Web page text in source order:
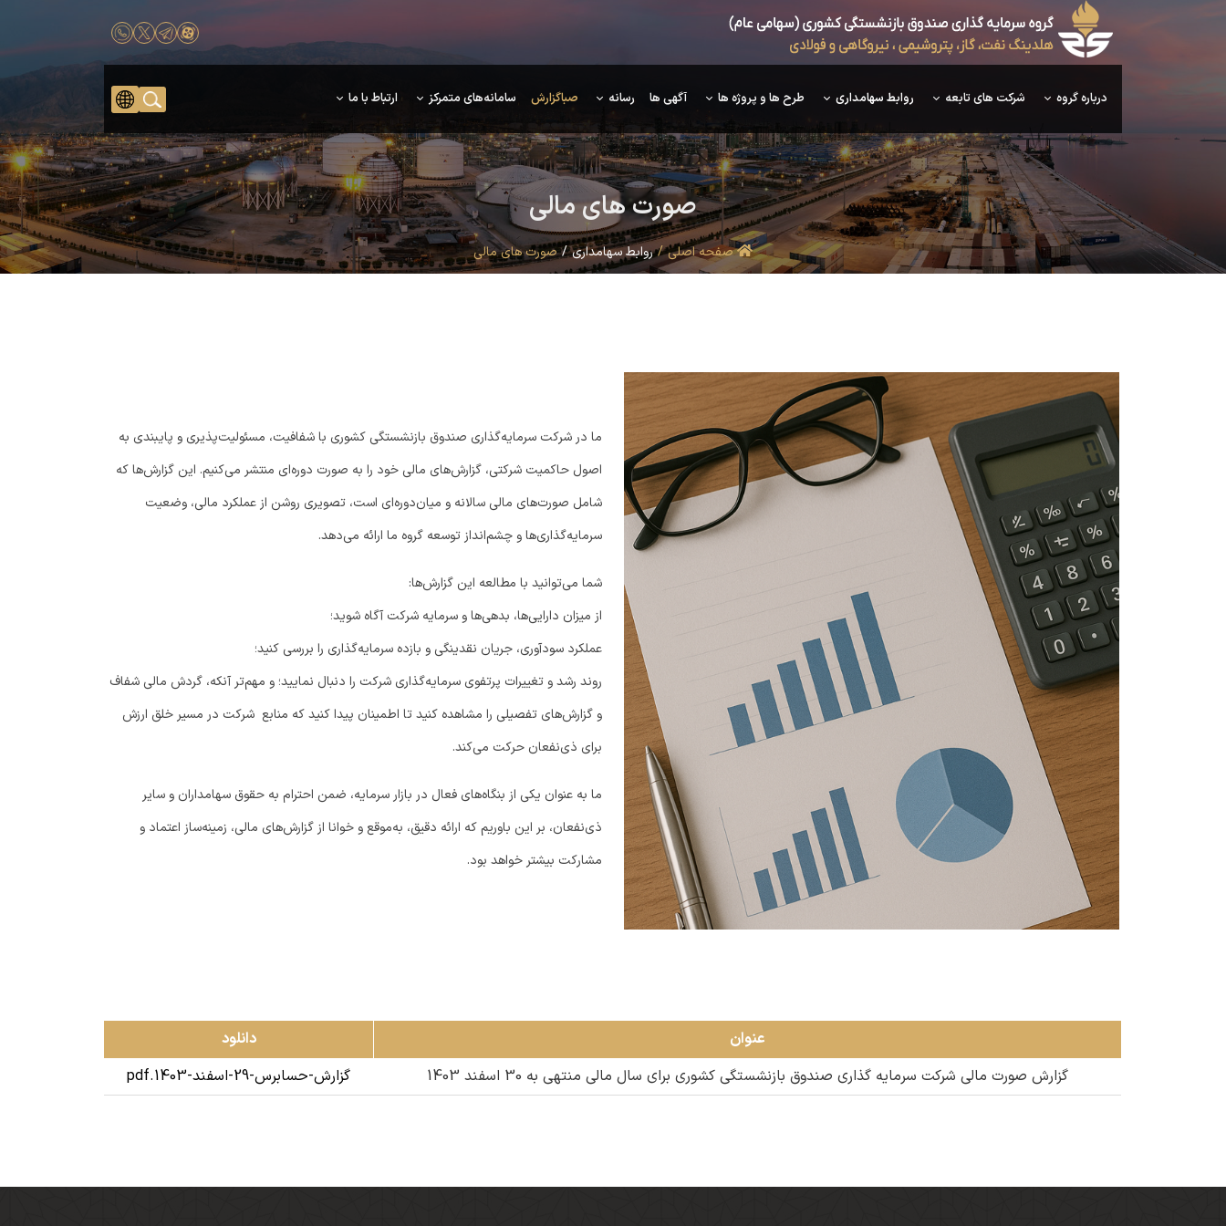
درباره گروه شرکت های تابعه روابط سهامداری طرح ها و پروژه ها آگهی ها رسانه صباگزارش سامانه‌های متمرکز ارتباط با ما
صورتهای مالی
صفحه اصلی روابط سهامداری صورت های مالی
ما در شرکت سرمایه‌گذاری صندوق بازنشستگی کشوری با شفافیت، مسئولیت‌پذیری و پایبندی به
اصول حاکمیت شرکتی، گزارش‌های مالی خود را به صورت دوره‌ای منتشر می‌کنیم. این گزارش‌ها که
شامل صورت‌های مالی سالانه و میان‌دوره‌ای است، تصویری روشن از عملکرد مالی، وضعیت
سرمایه‌گذاری‌ها و چشم‌انداز توسعه گروه ما ارائه می‌دهد.
شما می‌توانید با مطالعه این گزارش‌ها:
از میزان دارایی‌ها، بدهی‌ها و سرمایه شرکت آگاه شوید؛
عملکرد سودآوری، جریان نقدینگی و بازده سرمایه‌گذاری را بررسی کنید؛
روند رشد و تغییرات پرتفوی سرمایه‌گذاری شرکت را دنبال نمایید؛ و مهم‌تر آنکه، گردش مالی شفاف
و گزارش‌های تفصیلی را مشاهده کنید تا اطمینان پیدا کنید که منابع شرکت در مسیر خلق ارزش
برای ذی‌نفعان حرکت می‌کند.
ما به عنوان یکی از بنگاه‌های فعال در بازار سرمایه، ضمن احترام به حقوق سهامداران و سایر
ذی‌نفعان، بر این باوریم که ارائه دقیق، به‌موقع و خوانا از گزارش‌های مالی، زمینه‌ساز اعتماد و
مشارکت بیشتر خواهد بود.
عنوان
دانلود
گزارش صورت مالی شرکت سرمایه گذاری صندوق بازنشستگی کشوری برای سال مالی منتهی به 30 اسفند 1403
گزارش-حسابرس-29-اسفند-1403.pdf